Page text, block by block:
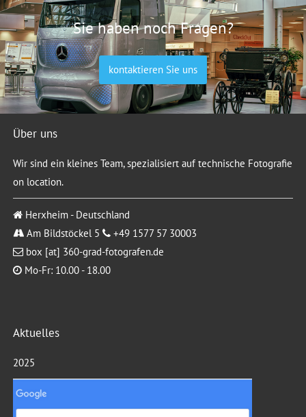
Sie haben noch Fragen?
kontaktieren Sie uns
Über uns
Wir sind ein kleines Team, spezialisiert auf technische Fotografie
on location.
Herxheim - Deutschland
Am Bildstöckel 5
+49 1577 57 30003
box [at] 360-grad-fotografen.de
Mo-Fr: 10.00 - 18.00
Aktuelles
2025